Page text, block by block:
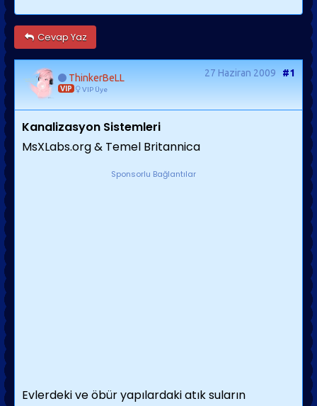
Cevap Yaz
ThinkerBeLL
VIP VIP Üye
27 Haziran 2009 #1
Kanalizasyon Sistemleri
MsXLabs.org & Temel Britannica
Sponsorlu Bağlantılar
Evlerdeki ve öbür yapı­lardaki atık suların